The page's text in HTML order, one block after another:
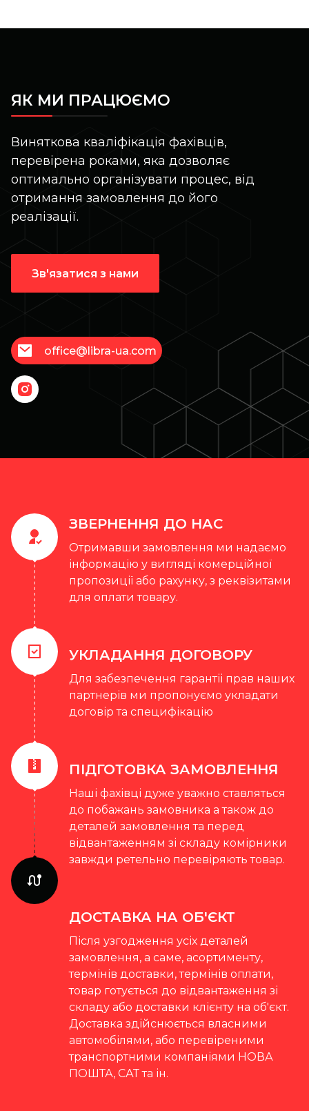
ЯК МИ ПРАЦЮЄМО
Виняткова кваліфікація фахівців,
перевірена роками, яка дозволяє
оптимально організувати процес, від
отримання замовлення до його
реалізації.
Зв'язатися з нами
office@libra-ua.com
ЗВЕРНЕННЯ ДО НАС
Отримавши замовлення ми надаємо
інформацію у вигляді комерційної
пропозиції або рахунку, з реквізитами
для оплати товару.
УКЛАДАННЯ ДОГОВОРУ
Для забезпечення гарантіі прав наших
партнерів ми пропонуємо укладати
договір та специфікацію
ПІДГОТОВКА ЗАМОВЛЕННЯ
Наші фахівці дуже уважно ставляться
до побажань замовника а також до
деталей замовлення та перед
відвантаженням зі складу комірники
завжди ретельно перевіряють товар.
ДОСТАВКА НА ОБ'ЄКТ
Після узгодження усіх деталей
замовлення, а саме, асортименту,
термінів доставки, термінів оплати,
товар готується до відвантаження зі
складу або доставки клієнту на об'єкт.
Доставка здійснюється власними
автомобілями, або перевіреними
транспортними компаніями НОВА
ПОШТА, САТ та ін.